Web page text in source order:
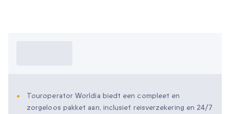
Touroperator Worldia biedt een compleet en
zorgeloos pakket aan, inclusief reisverzekering en 24/7